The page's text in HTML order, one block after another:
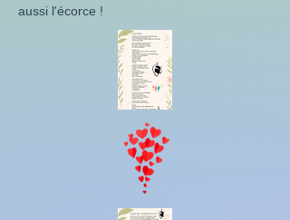
aussi l'écorce !